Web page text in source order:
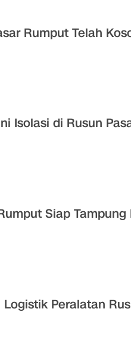
Rumput Telah
Isolasi di Rusun
Siap Tampung
Logistik Peralatan